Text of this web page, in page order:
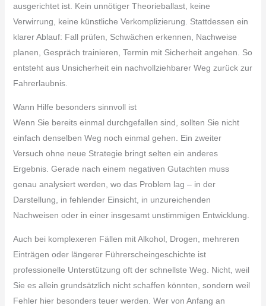
ausgerichtet ist. Kein unnötiger Theorieballast, keine
Verwirrung, keine künstliche Verkomplizierung. Stattdessen ein
klarer Ablauf: Fall prüfen, Schwächen erkennen, Nachweise
planen, Gespräch trainieren, Termin mit Sicherheit angehen. So
entsteht aus Unsicherheit ein nachvollziehbarer Weg zurück zur
Fahrerlaubnis.
Wann Hilfe besonders sinnvoll ist
Wenn Sie bereits einmal durchgefallen sind, sollten Sie nicht
einfach denselben Weg noch einmal gehen. Ein zweiter
Versuch ohne neue Strategie bringt selten ein anderes
Ergebnis. Gerade nach einem negativen Gutachten muss
genau analysiert werden, wo das Problem lag – in der
Darstellung, in fehlender Einsicht, in unzureichenden
Nachweisen oder in einer insgesamt unstimmigen Entwicklung.
Auch bei komplexeren Fällen mit Alkohol, Drogen, mehreren
Einträgen oder längerer Führerscheingeschichte ist
professionelle Unterstützung oft der schnellste Weg. Nicht, weil
Sie es allein grundsätzlich nicht schaffen könnten, sondern weil
Fehler hier besonders teuer werden. Wer von Anfang an